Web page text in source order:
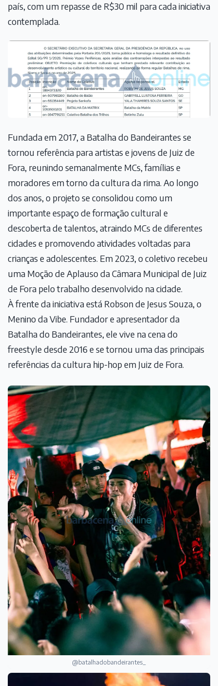
país, com um repasse de R$30 mil para cada iniciativa
contemplada.
Fundada em 2017, a Batalha do Bandeirantes se
tornou referência para artistas e jovens de Juiz de
Fora, reunindo semanalmente MCs, famílias e
moradores em torno da cultura da rima. Ao longo
dos anos, o projeto se consolidou como um
importante espaço de formação cultural e
descoberta de talentos, atraindo MCs de diferentes
cidades e promovendo atividades voltadas para
crianças e adolescentes. Em 2023, o coletivo recebeu
uma Moção de Aplauso da Câmara Municipal de Juiz
de Fora pelo trabalho desenvolvido na cidade.
À frente da iniciativa está Robson de Jesus Souza, o
Menino da Vibe. Fundador e apresentador da
Batalha do Bandeirantes, ele vive na cena do
freestyle desde 2016 e se tornou uma das principais
referências da cultura hip-hop em Juiz de Fora.
@batalhadobandeirantes_